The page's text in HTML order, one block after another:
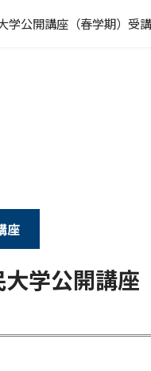
学公開講座（春学期）受
座
学公開講座